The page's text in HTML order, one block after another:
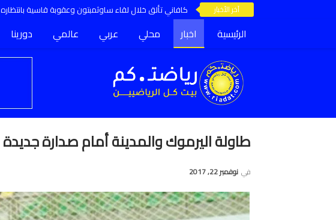
آخر الأخبار كافاني تألق خلال لقاء ساوثمبتون وعقوبة قاسية بانتظاره
الرئيسية اخبار محلي عربي عالمي دورينا
طاولة اليرموك والمدينة أمام صدارة جديدة
في نوفمبر 22, 2017